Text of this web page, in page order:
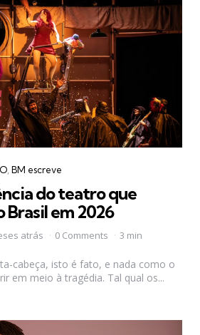
BM escreve
do teatro que
Brasil em 2026
atrás 0 Comments 3 min
cabeça, isto é fato, e nada como o
em meio à tragédia. Tal qual os...